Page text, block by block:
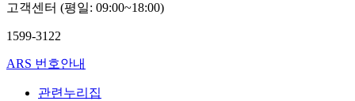
용
고객센터 (평일: 09:00~18:00)
1599-3122
ARS 번호안내
관련누리집